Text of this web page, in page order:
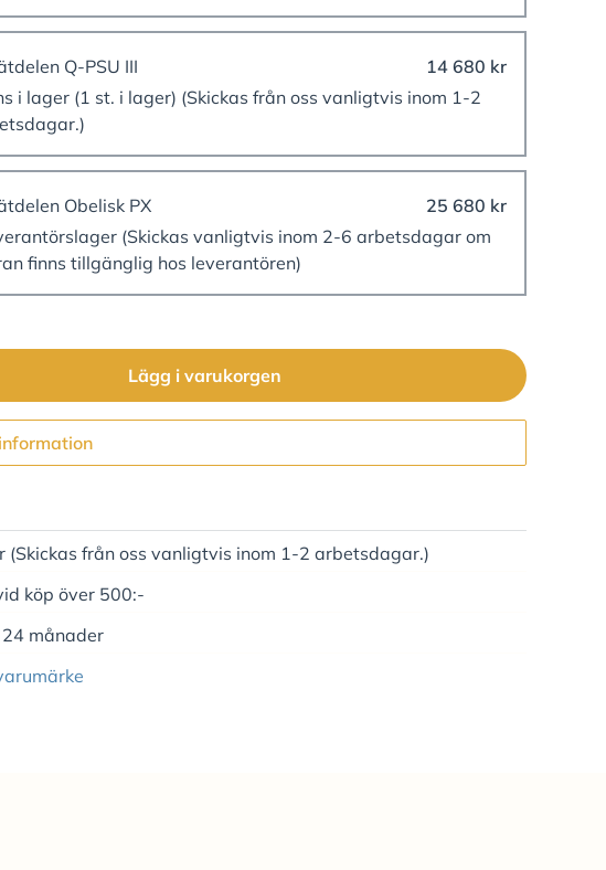
Q-PSU III
14 680 kr
i lager (1 st. i lager) (Skickas från oss vanligtvis inom 1-2
Obelisk PX
25 680 kr
(Skickas vanligtvis inom 2-6 arbetsdagar om
finns tillgänglig hos leverantören)
Lägg i varukorgen
(Skickas från oss vanligtvis inom 1-2 arbetsdagar.)
köp över 500:-
månader